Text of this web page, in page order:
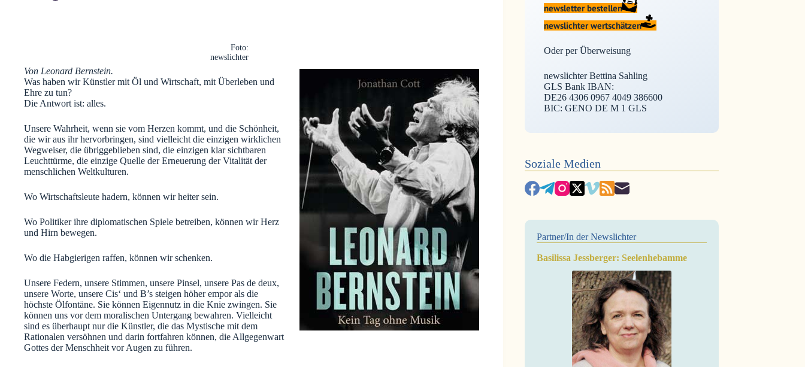
Foto:
newslichter
Von Leonard Bernstein.
Was haben wir Künstler mit Öl und Wirtschaft, mit Überleben und
Ehre zu tun?
Die Antwort ist: alles.
Unsere Wahrheit, wenn sie vom Herzen kommt, und die Schönheit,
die wir aus ihr hervorbringen, sind vielleicht die einzigen wirklichen
Wegweiser, die übriggeblieben sind, die einzigen klar sichtbaren
Leuchttürme, die einzige Quelle der Erneuerung der Vitalität der
menschlichen Weltkulturen.
Wo Wirtschaftsleute hadern, können wir heiter sein.
Wo Politiker ihre diplomatischen Spiele betreiben, können wir Herz
und Hirn bewegen.
Wo die Habgierigen raffen, können wir schenken.
Unsere Federn, unsere Stimmen, unsere Pinsel, unsere Pas de deux,
unsere Worte, unsere Cis‘ und B’s steigen höher empor als die
höchste Ölfontäne. Sie können Eigennutz in die Knie zwingen. Sie
können uns vor dem moralischen Untergang bewahren. Vielleicht
sind es überhaupt nur die Künstler, die das Mystische mit dem
Rationalen versöhnen und darin fortfahren können, die Allgegenwart
Gottes der Menschheit vor Augen zu führen.
newsletter bestellen
newslichter wertschätzen
Oder per Überweisung
newslichter Bettina Sahling
GLS Bank IBAN:
DE26 4306 0967 4049 386600
BIC: GENO DE M 1 GLS
Soziale Medien
Partner/In der Newslichter
Basilissa Jessberger: Seelenhebamme